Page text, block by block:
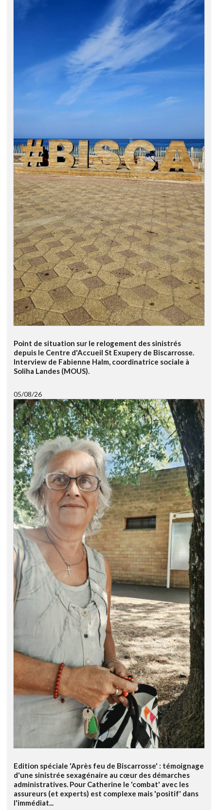
Point de situation sur le relogement des sinistrés
depuis le Centre d'Accueil St Exupery de Biscarrosse.
Interview de Fabienne Halm, coordinatrice sociale à
Soliha Landes (MOUS).
05/08/26
Edition spéciale 'Après feu de Biscarrosse' : témoignage
d'une sinistrée sexagénaire au cœur des démarches
administratives. Pour Catherine le 'combat' avec les
assureurs (et experts) est complexe mais 'positif' dans
l'immédiat...